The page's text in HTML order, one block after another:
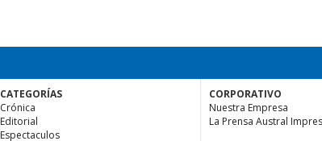
CATEGORÍAS
Crónica
Editorial
Espectaculos
CORPORATIVO
Nuestra Empresa
La Prensa Austral